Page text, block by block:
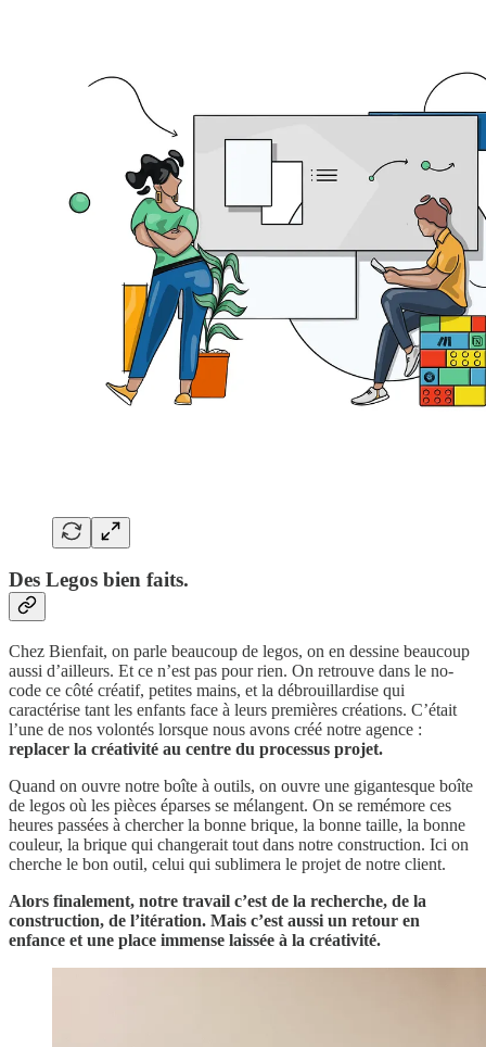
Des Legos bien faits.
Chez Bienfait, on parle beaucoup de legos, on en dessine beaucoup
aussi d’ailleurs. Et ce n’est pas pour rien. On retrouve dans le no-
code ce côté créatif, petites mains, et la débrouillardise qui
caractérise tant les enfants face à leurs premières créations. C’était
l’une de nos volontés lorsque nous avons créé notre agence :
replacer la créativité au centre du processus projet.
Quand on ouvre notre boîte à outils, on ouvre une gigantesque boîte
de legos où les pièces éparses se mélangent. On se remémore ces
heures passées à chercher la bonne brique, la bonne taille, la bonne
couleur, la brique qui changerait tout dans notre construction. Ici on
cherche le bon outil, celui qui sublimera le projet de notre client.
Alors finalement, notre travail c’est de la recherche, de la
construction, de l’itération. Mais c’est aussi un retour en
enfance et une place immense laissée à la créativité.